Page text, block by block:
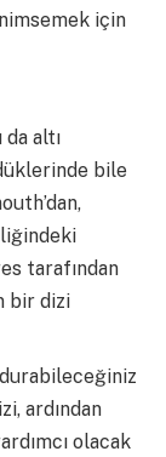
için
altı
bile
tarafından
bir dizi
ardından
olacak